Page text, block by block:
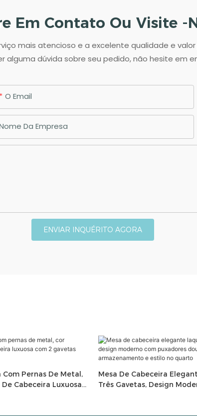
Em Contato Ou Visite -
mais atencioso e a excelente qualidade e
alguma dúvida sobre seu pedido, não hesite em
O Email
Da Empresa
ENVIAR INQUÉRITO AGORA
Com Pernas De Metal,
Cabeceira Luxuosa
Mesa De Cabeceira
Três Gavetas, Design